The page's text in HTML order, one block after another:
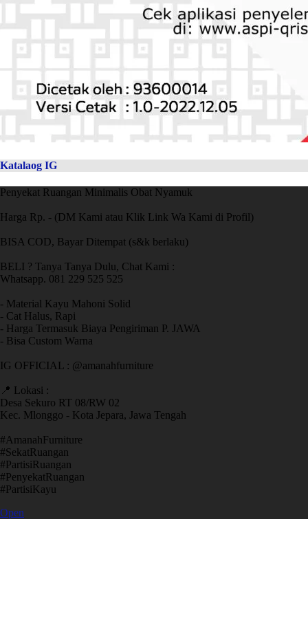
Katalaog IG
Penyekat Ruangan Minimalis Obat Nyamuk
Harga Rp. - (DM Kami atau Klik Link Wa Kami di Profil)
BISA COD, Bayar Ditempat (s&k berlaku)
BELI ? Tanya Tanya Dulu, Chat Kami :
Whatsapp. 081 229 525 525
- Material Kayu Mahoni Solid
- Cat Halus, Rapi
- Harga Termasuk Biaya Pengiriman P. JAWA
- Bisa Custom Warna
IG OFFICIAL : @amanahfurniture
📍 Lokasi :
Desa Sekuro RT 08/RW 02
Kec. Mlonggo - Kota Jepara, Jawa Tengah
​#AmanahFurniture
​#SekatRuangan
​#PartisiRuangan
​#PenyekatRuangan
​#PartisiKayu
Open